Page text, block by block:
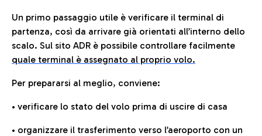
Un primo passaggio utile è verificare il terminal di
partenza, così da arrivare già orientati all’interno dello
scalo. Sul sito ADR è possibile controllare facilmente
quale terminal è assegnato al proprio volo.
Per prepararsi al meglio, conviene:
• verificare lo stato del volo prima di uscire di casa
• organizzare il trasferimento verso l’aeroporto con un